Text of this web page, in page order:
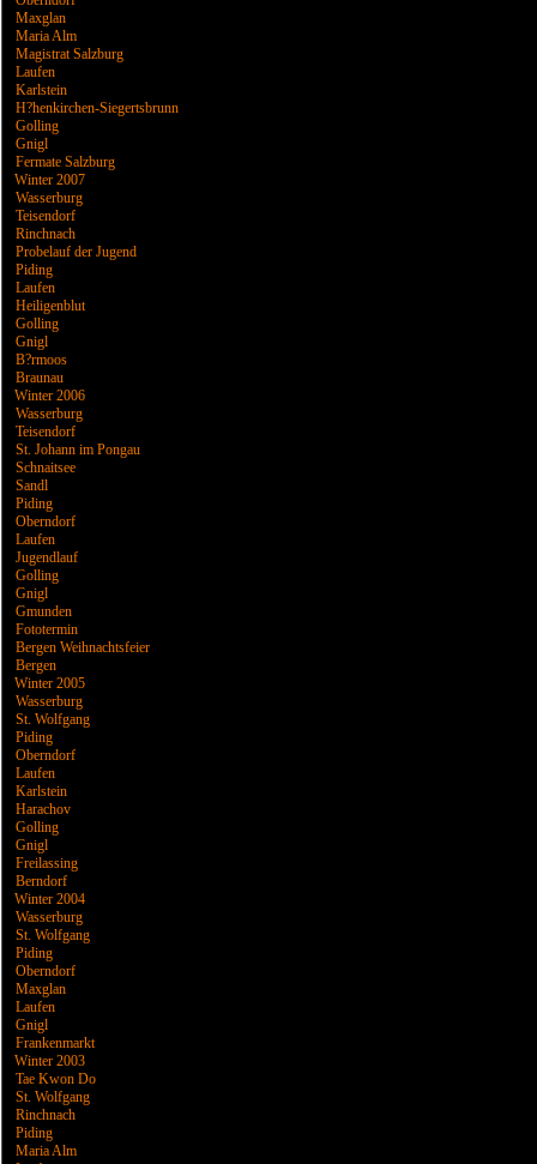
Maxglan
Maria Alm
Magistrat Salzburg
Laufen
Karlstein
H?henkirchen-Siegertsbrunn
Golling
Gnigl
Fermate Salzburg
Winter 2007
Wasserburg
Teisendorf
Rinchnach
Probelauf der Jugend
Piding
Laufen
Heiligenblut
Golling
Gnigl
B?rmoos
Braunau
Winter 2006
Wasserburg
Teisendorf
St. Johann im Pongau
Schnaitsee
Sandl
Piding
Oberndorf
Laufen
Jugendlauf
Golling
Gnigl
Gmunden
Fototermin
Bergen Weihnachtsfeier
Bergen
Winter 2005
Wasserburg
St. Wolfgang
Piding
Oberndorf
Laufen
Karlstein
Harachov
Golling
Gnigl
Freilassing
Berndorf
Winter 2004
Wasserburg
St. Wolfgang
Piding
Oberndorf
Maxglan
Laufen
Gnigl
Frankenmarkt
Winter 2003
Tae Kwon Do
St. Wolfgang
Rinchnach
Piding
Maria Alm